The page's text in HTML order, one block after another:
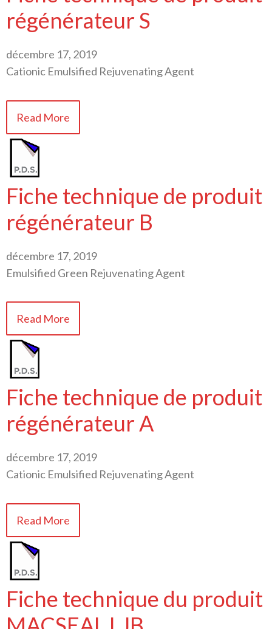
régénérateur S
décembre 17, 2019
Cationic Emulsified Rejuvenating Agent
Read More
Fiche technique de produit
régénérateur B
décembre 17, 2019
Emulsified Green Rejuvenating Agent
Read More
Fiche technique de produit
régénérateur A
décembre 17, 2019
Cationic Emulsified Rejuvenating Agent
Read More
Fiche technique du produit